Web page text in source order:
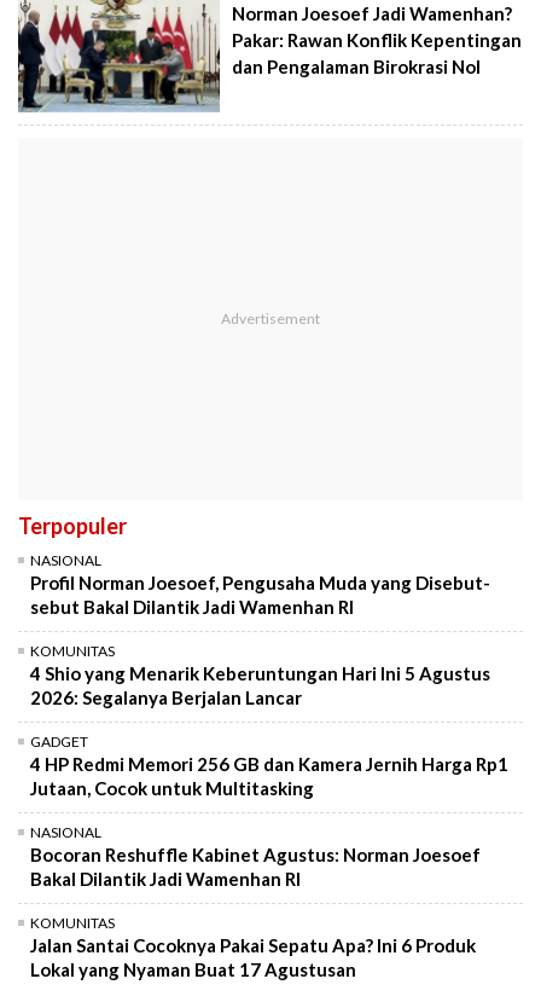
Norman Joesoef Jadi Wamenhan?
Pakar: Rawan Konflik Kepentingan
dan Pengalaman Birokrasi Nol
Terpopuler
NASIONAL
Profil Norman Joesoef, Pengusaha Muda yang Disebut-
sebut Bakal Dilantik Jadi Wamenhan RI
KOMUNITAS
4 Shio yang Menarik Keberuntungan Hari Ini 5 Agustus
2026: Segalanya Berjalan Lancar
GADGET
4 HP Redmi Memori 256 GB dan Kamera Jernih Harga Rp1
Jutaan, Cocok untuk Multitasking
NASIONAL
Bocoran Reshuffle Kabinet Agustus: Norman Joesoef
Bakal Dilantik Jadi Wamenhan RI
KOMUNITAS
Jalan Santai Cocoknya Pakai Sepatu Apa? Ini 6 Produk
Lokal yang Nyaman Buat 17 Agustusan